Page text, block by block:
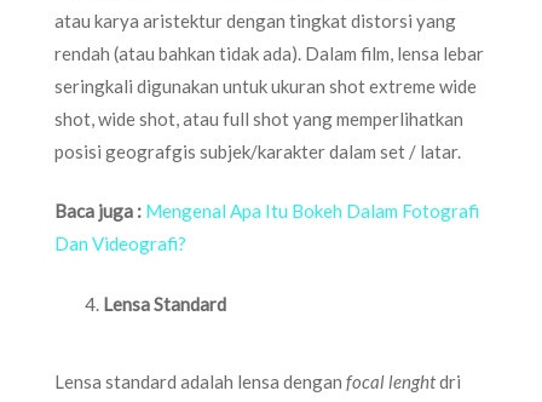
atau karya aristektur dengan tingkat distorsi yang
rendah (atau bahkan tidak ada). Dalam film, lensa lebar
seringkali digunakan untuk ukuran shot extreme wide
shot, wide shot, atau full shot yang memperlihatkan
posisi geografgis subjek/karakter dalam set / latar.
Baca juga : Mengenal Apa Itu Bokeh Dalam Fotografi
Dan Videografi?
Lensa Standard
Lensa standard adalah lensa dengan focal lenghtdri